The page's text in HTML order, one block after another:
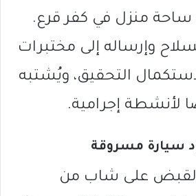
منزل في كفر قرع.
وإرساله إلى مختبرات
لاستكمال التحقيق، ويُشتبه
لأنشطة إجرامية.
سيارة مسروقة
على شاب من